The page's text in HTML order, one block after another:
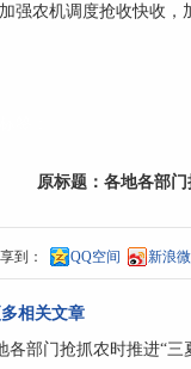
强农机调度抢收快收，
原标题： 各地各部
到： QQ空间 新浪
相关文章
各部门抢抓农时推进“三